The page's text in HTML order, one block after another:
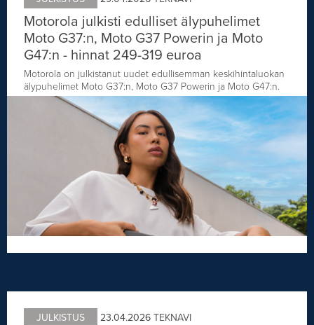
Motorola julkisti edulliset älypuhelimet
Moto G37:n, Moto G37 Powerin ja Moto
G47:n - hinnat 249-319 euroa
Motorola on julkistanut uudet edullisemman keskihintaluokan
älypuhelimet Moto G37:n, Moto G37 Powerin ja Moto G47:n.
JULKISTUS 23.04.2026 TEKNAVI